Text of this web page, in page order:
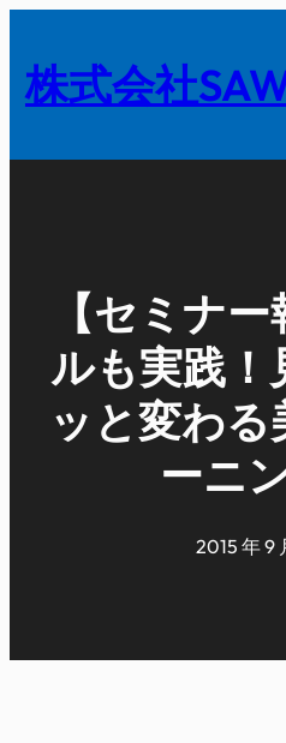
を
キ
株式会社
【セミナ
ルも実践！
ッと変わる
ーニ
2015 年 9